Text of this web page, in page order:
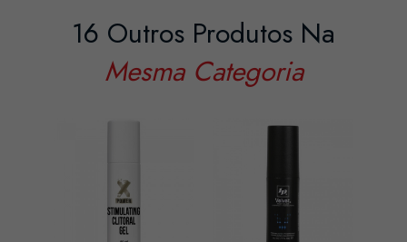
16 Outros Produtos Na
Mesma Categoria